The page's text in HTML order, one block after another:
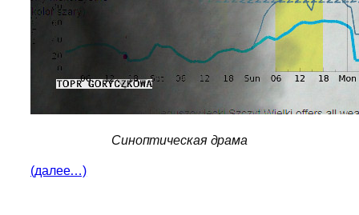
Синоптическая драма
(далее…)